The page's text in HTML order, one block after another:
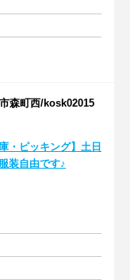
森町西/kosk02015
・ピッキング】土日
装自由です♪